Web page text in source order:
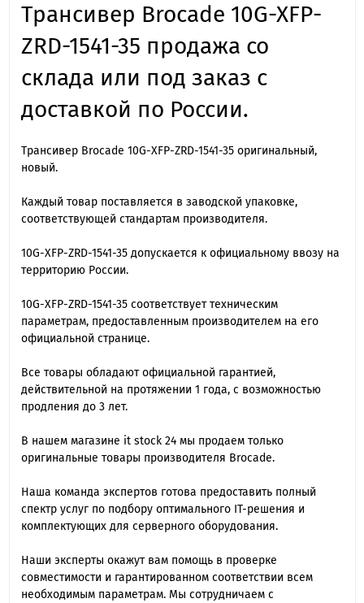
Трансивер Brocade 10G-XFP-
ZRD-1541-35 продажа со
склада или под заказ с
доставкой по России.
Трансивер Brocade 10G-XFP-ZRD-1541-35 оригинальный,
новый.
Каждый товар поставляется в заводской упаковке,
соответствующей стандартам производителя.
10G-XFP-ZRD-1541-35 допускается к официальному ввозу на
территорию России.
10G-XFP-ZRD-1541-35 cоответствует техническим
параметрам, предоставленным производителем на его
официальной странице.
Все товары обладают официальной гарантией,
действительной на протяжении 1 года, с возможностью
продления до 3 лет.
В нашем магазине it stock 24 мы продаем только
оригинальные товары производителя Brocade.
Наша команда экспертов готова предоставить полный
спектр услуг по подбору оптимального IT-решения и
комплектующих для серверного оборудования.
Наши эксперты окажут вам помощь в проверке
совместимости и гарантированном соответствии всем
необходимым параметрам. Мы сотрудничаем с